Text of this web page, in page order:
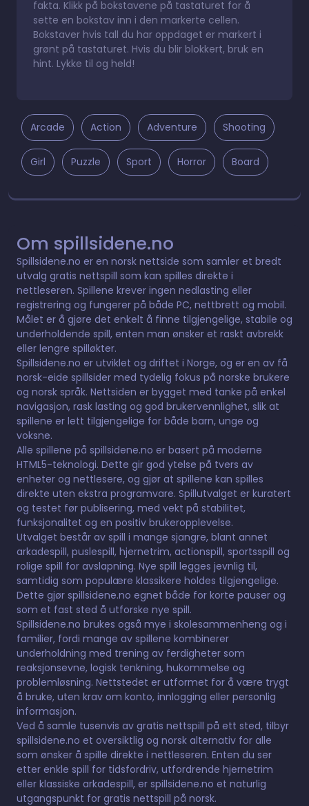
fakta. Klikk på bokstavene på tastaturet for å
sette en bokstav inn i den markerte cellen.
Bokstaver hvis tall du har oppdaget er markert i
grønt på tastaturet. Hvis du blir blokkert, bruk en
hint. Lykke til og held!
Arcade Action Adventure Shooting
Girl Puzzle Sport Horror Board
Om spillsidene.no
Spillsidene.no er en norsk nettside som samler et bredt
utvalg gratis nettspill som kan spilles direkte i
nettleseren. Spillene krever ingen nedlasting eller
registrering og fungerer på både PC, nettbrett og mobil.
Målet er å gjøre det enkelt å finne tilgjengelige, stabile og
underholdende spill, enten man ønsker et raskt avbrekk
eller lengre spilløkter.
Spillsidene.no er utviklet og driftet i Norge, og er en av få
norsk-eide spillsider med tydelig fokus på norske brukere
og norsk språk. Nettsiden er bygget med tanke på enkel
navigasjon, rask lasting og god brukervennlighet, slik at
spillene er lett tilgjengelige for både barn, unge og
voksne.
Alle spillene på spillsidene.no er basert på moderne
HTML5-teknologi. Dette gir god ytelse på tvers av
enheter og nettlesere, og gjør at spillene kan spilles
direkte uten ekstra programvare. Spillutvalget er kuratert
og testet før publisering, med vekt på stabilitet,
funksjonalitet og en positiv brukeropplevelse.
Utvalget består av spill i mange sjangre, blant annet
arkadespill, puslespill, hjernetrim, actionspill, sportsspill og
rolige spill for avslapning. Nye spill legges jevnlig til,
samtidig som populære klassikere holdes tilgjengelige.
Dette gjør spillsidene.no egnet både for korte pauser og
som et fast sted å utforske nye spill.
Spillsidene.no brukes også mye i skolesammenheng og i
familier, fordi mange av spillene kombinerer
underholdning med trening av ferdigheter som
reaksjonsevne, logisk tenkning, hukommelse og
problemløsning. Nettstedet er utformet for å være trygt
å bruke, uten krav om konto, innlogging eller personlig
informasjon.
Ved å samle tusenvis av gratis nettspill på ett sted, tilbyr
spillsidene.no et oversiktlig og norsk alternativ for alle
som ønsker å spille direkte i nettleseren. Enten du ser
etter enkle spill for tidsfordriv, utfordrende hjernetrim
eller klassiske arkadespill, er spillsidene.no et naturlig
utgangspunkt for gratis nettspill på norsk.